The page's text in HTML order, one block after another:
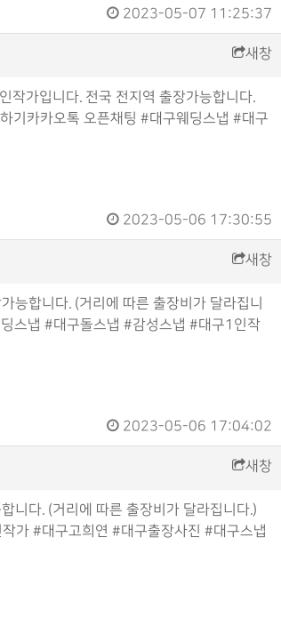
2023-05-07 11:25:37
새창
작가입니다. 전국 전지역 출장가능합니다.
기카카오톡 오픈채팅 #대구웨딩스냅 #대구
2023-05-06 17:30:55
새창
능합니다. (거리에 따른 출장비가 달라집니
스냅 #대구돌스냅 #감성스냅 #대구1인작
2023-05-06 17:04:02
새창
니다. (거리에 따른 출장비가 달라집니다.)
가 #대구고희연 #대구출장사진 #대구스냅